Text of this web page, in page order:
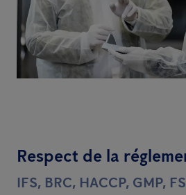
Respect de la
IFS, BRC, HACCP, GMP,